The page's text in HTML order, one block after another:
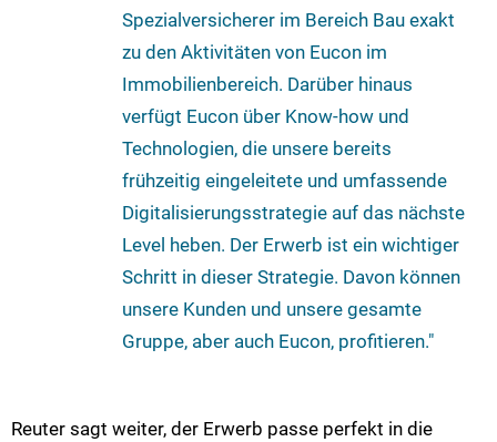
Spezialversicherer im Bereich Bau exakt
zu den Aktivitäten von Eucon im
Immobilienbereich. Darüber hinaus
verfügt Eucon über Know-how und
Technologien, die unsere bereits
frühzeitig eingeleitete und umfassende
Digitalisierungsstrategie auf das nächste
Level heben. Der Erwerb ist ein wichtiger
Schritt in dieser Strategie. Davon können
unsere Kunden und unsere gesamte
Gruppe, aber auch Eucon, profitieren."
Reuter sagt weiter, der Erwerb passe perfekt in die